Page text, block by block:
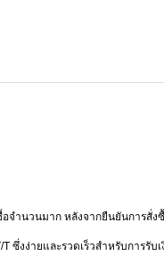
นวนมาก หลังจากยืนยันการสั่ง
ายและรวดเร็วสำหรับการรับ